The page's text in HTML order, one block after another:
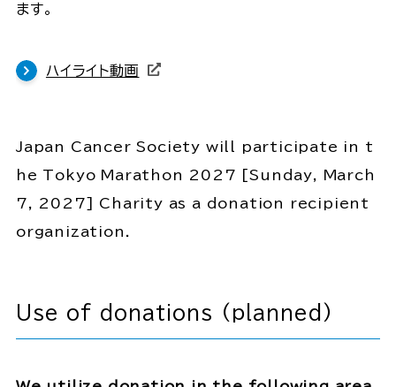
ます。
ハイライト動画
Japan Cancer Society will participate in t
he Tokyo Marathon 2027 [Sunday, March
7, 2027] Charity as a donation recipient
organization.
Use of donations (planned)